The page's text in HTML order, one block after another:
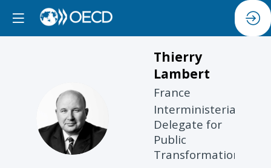
TL
Thierry
Lambert
France
Interministerial
Delegate for
Public
Transformation